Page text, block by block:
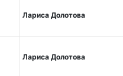
Лариса Долотова
Лариса Долотова